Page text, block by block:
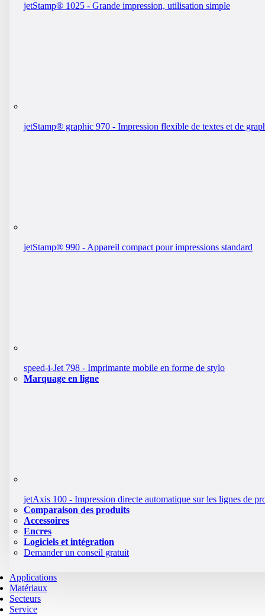
jetStamp® 1025 - Grande impression, utilisation simple
jetStamp® graphic 970 - Impression flexible de textes et de
jetStamp® 990 - Appareil compact pour impressions standard
speed-i-Jet 798 - Imprimante mobile en forme de stylo
Marquage en ligne
jetAxis 100 - Impression directe automatique sur les lignes de
Comparaison des produits
Accessoires
Encres
Logiciels et intégration
Demander un conseil gratuit
Applications
Matériaux
Secteurs
Service